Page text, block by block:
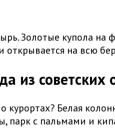
Золотые купола на
открывается на всю
из советских
Белая
парк с пальмами и